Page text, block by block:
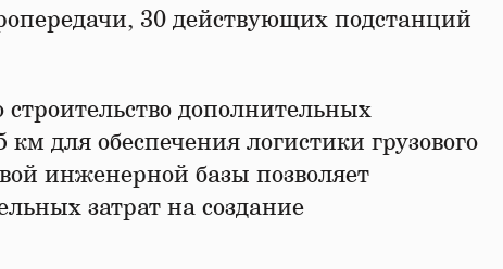
30 действующих подстанций
дополнительных
для обеспечения логистики грузового
инженерной базы позволяет
затрат на создание